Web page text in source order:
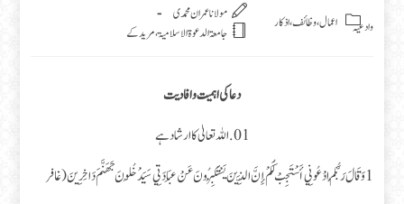
Post category:
اعمال، وظائف، اذکار وادعیہ
مولانا عمران محمدی
جامعۃ الدعوۃ الاسلامیۃ، مریدکے
دعا کی اہمیت وافادیت
01.اللہ تعالیٰ کا ارشاد ہے
1وَقَالَ رَبُّكُمُ ادْعُونِي أَسْتَجِبْ لَكُمْ إِنَّ الَّذِينَ يَسْتَكْبِرُونَ عَنْ عِبَادَتِي سَيَدْخُلُونَ جَهَنَّمَ دَاخِرِينَ (غافر